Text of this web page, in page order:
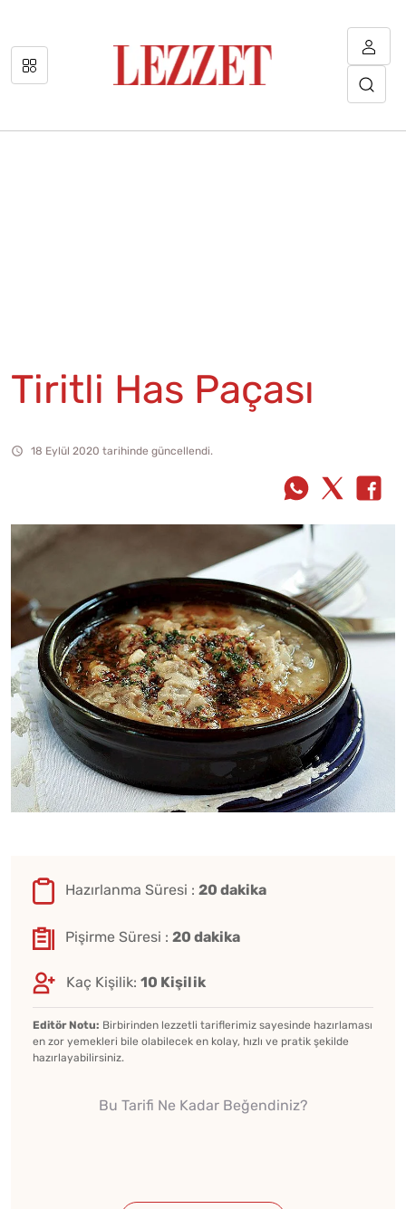
Tiritli Has Paçası
18 Eylül 2020 tarihinde güncellendi.
Hazırlanma Süresi : 20 dakika
Pişirme Süresi : 20 dakika
Kaç Kişilik: 10 Kişilik
Editör Notu: Birbirinden lezzetli tariflerimiz sayesinde hazırlaması
en zor yemekleri bile olabilecek en kolay, hızlı ve pratik şekilde
hazırlayabilirsiniz.
Bu Tarifi Ne Kadar Beğendiniz?